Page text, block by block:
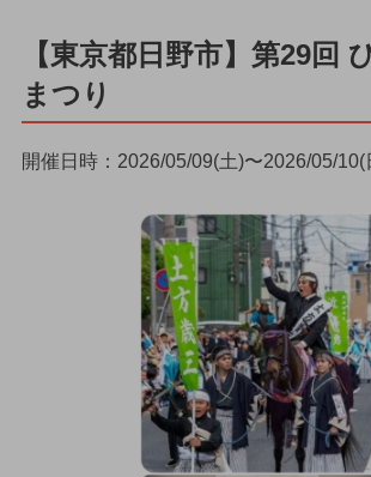
【東京都日野市】第29回
まつり
開催日時：2026/05/09(土)〜2026/05/10(